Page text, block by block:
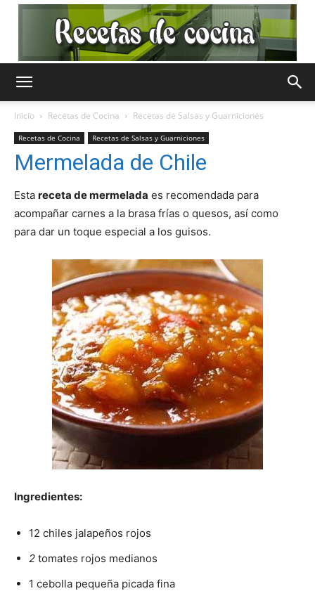
de
Cocina
|
Receta
Cocina
Inicio Recetas de Cocina Recetas de Salsas y Guarniciones
Recetas de Cocina Recetas de Salsas y Guarniciones
Mermelada de Chile
Esta receta de mermelada es recomendada para
acompañar carnes a la brasa frías o quesos, así como
para dar un toque especial a los guisos.
Ingredientes:
12 chiles jalapeños rojos
2 tomates rojos medianos
1 cebolla pequeña picada fina